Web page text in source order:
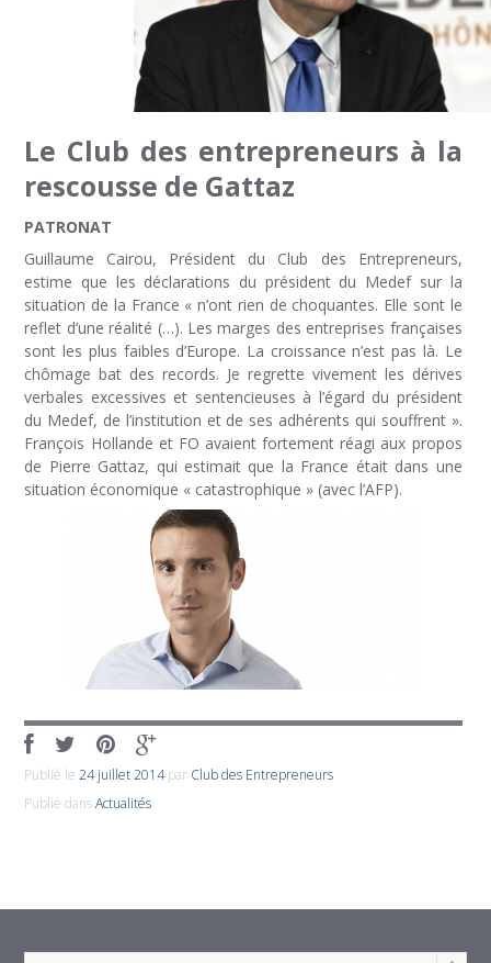
Le Club des entrepreneurs à la
rescousse de Gattaz
PATRONAT
Guillaume Cairou, Président du Club des Entrepreneurs,
estime que les déclarations du président du Medef sur la
situation de la France « n’ont rien de choquantes. Elle sont le
reflet d’une réalité (…). Les marges des entreprises françaises
sont les plus faibles d’Europe. La croissance n’est pas là. Le
chômage bat des records. Je regrette vivement les dérives
verbales excessives et sentencieuses à l’égard du président
du Medef, de l’institution et de ses adhérents qui souffrent ».
François Hollande et FO avaient fortement réagi aux propos
de Pierre Gattaz, qui estimait que la France était dans une
situation économique « catastrophique » (avec l’AFP).
Publié le24 juillet 2014par Club des Entrepreneurs
Publié dansActualités